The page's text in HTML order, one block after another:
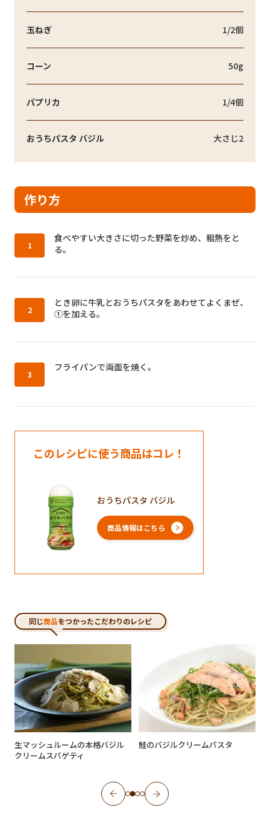
玉ねぎ 1/2個
コーン 50g
パプリカ 1/4個
おうちパスタ バジル 大さじ2
作り方
作り方1：
食べやすい大きさに切った野菜を炒め、粗熱をと
る。
作り方2：
とき卵に牛乳とおうちパスタをあわせてよくまぜ、
①を加える。
作り方3：
フライパンで両面を焼く。
このレシピに使う商品はコレ！
おうちパスタ バジル
商品情報はこちら
同じ商品をつかったこだわりのレシピ
生マッシュルームの本格バジル
クリームスパゲティ
鮭のバジルクリームパスタ